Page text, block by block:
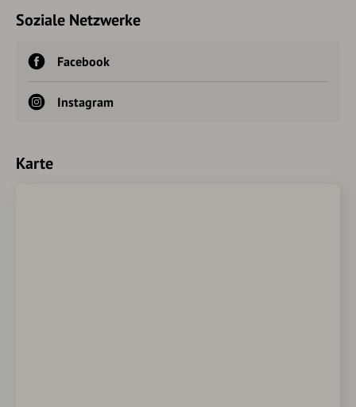
Soziale Netzwerke
Facebook
Instagram
Karte